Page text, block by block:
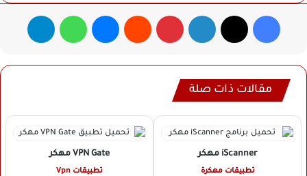
فيسبوك لينكدإن بينتيريست ماسنجر واتساب تيلقرام
مقالات ذات صلة
VPN Gate مهكر
تطبيقات Vpn
iScanner مهكر
تطبيقات مهكرة